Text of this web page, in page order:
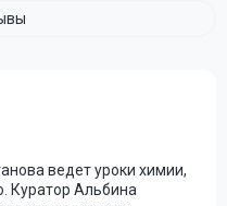
ведет уроки химии,
Куратор Альбина